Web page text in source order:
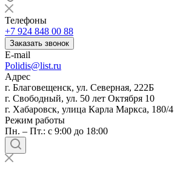
Телефоны
+7 924 848 00 88
Заказать звонок
E-mail
Polidis@list.ru
Адрес
г. Благовещенск, ул. Северная, 222Б
г. Свободный, ул. 50 лет Октября 10
г. Хабаровск, улица Карла Маркса, 180/4
Режим работы
Пн. – Пт.: с 9:00 до 18:00